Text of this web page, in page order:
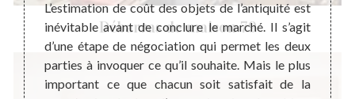
Débarras de maison 79
des
est
la
L’estimation de coût des objets de l’antiquité est
inévitable avant de conclure le marché. Il s’agit
d’une étape de négociation qui permet les deux
parties à invoquer ce qu’il souhaite. Mais le plus
important ce que chacun soit satisfait de la
une